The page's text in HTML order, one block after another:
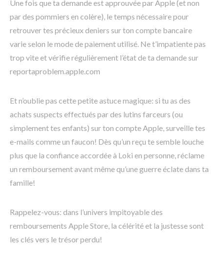
Une fois que ta demande est approuvée par Apple (et non
par des pommiers en colère), le temps nécessaire pour
retrouver tes précieux deniers sur ton compte bancaire
varie selon le mode de paiement utilisé. Ne t’impatiente pas
trop vite et vérifie régulièrement l’état de ta demande sur
reportaproblem.apple.com
Et n’oublie pas cette petite astuce magique: si tu as des
achats suspects effectués par des lutins farceurs (ou
simplement tes enfants) sur ton compte Apple, surveille tes
e-mails comme un faucon! Dès qu’un reçu te semble louche
plus que la confiance accordée à Loki en personne, réclame
un remboursement avant même qu’une guerre éclate dans ta
famille!
Rappelez-vous: dans l’univers impitoyable des
remboursements Apple Store, la célérité et la justesse sont
les clés vers le trésor perdu!